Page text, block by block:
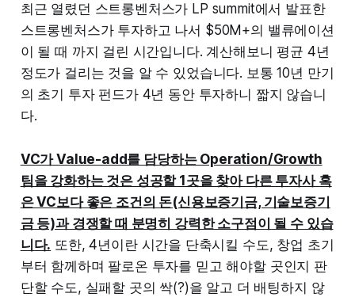
최근 열렸던 스트롱벤처스가 LP summit에서 발표한
스트롱벤처스가 투자하고 나서 $50M+의 밸류에이션
이 될 때 까지 걸린 시간입니다. 계산해보니 평균 4년
정도가 걸리는 것을 알 수 있었습니다. 보통 10년 만기
의 초기 투자 펀드가 4년 동안 투자하니 짧지 않습니
다.
VC가 Value-add를 담당하는 Operation/Growth
팀을 강화하는 것은 성공할 1곳을 찾아 다른 투자사 혹
은 VC보다 좋은 조건의 돈(신용보증기금, 기술보증기
금 등)과 경쟁할 때 분명히 강력한 소구점이 될 수 있습
니다. 또한, 4년이란 시간을 단축시킬 수도, 창업 초기
부터 함께하며 팔로온 투자를 믿고 해야할 곳인지 판
단할 수도, 실패할 곳의 싹(?)을 알고 더 배팅하지 않